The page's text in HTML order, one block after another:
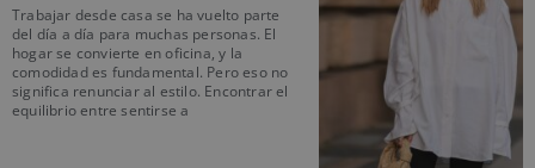
Trabajar desde casa se ha vuelto parte
del día a día para muchas personas. El
hogar se convierte en oficina, y la
comodidad es fundamental. Pero eso no
significa renunciar al estilo. Encontrar el
equilibrio entre sentirse a